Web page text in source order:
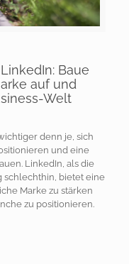
Baue
auf und
Welt
denn je, sich
und eine
LinkedIn, als die
schlechthin, bietet eine
Marke zu stärken
zu positionieren.